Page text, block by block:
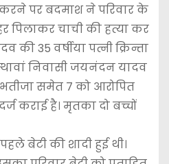
करने पर बदमाश ने परिवार के
चाची की हत्या कर
की 35 वर्षीया पत्नी क्रिन्ता
निवासी जयनंदन यादव
भतीजा समेत 7 को आरोपित
कराई है। मृतका दो बच्चों
बेटी की शादी हुई थी।